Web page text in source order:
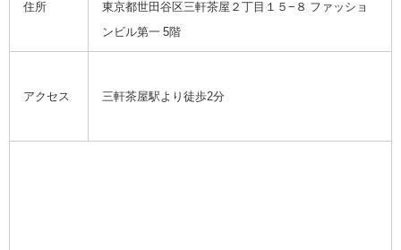
住所 東京都世田谷区三軒茶屋２丁目１５−８ ファッショ
ンビル第一 5階
アクセス 三軒茶屋駅より徒歩2分